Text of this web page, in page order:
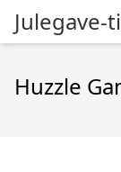
Julegave-
Huzzle